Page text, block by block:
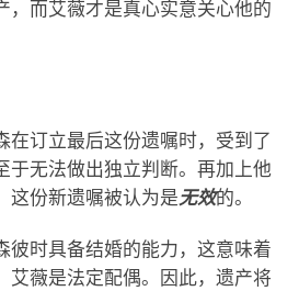
，而艾薇才是真心实意关心他的
在订立最后这份遗嘱时，受到了
于无法做出独立判断。再加上他
这份新遗嘱被认为是无效的。
彼时具备结婚的能力，这意味着
艾薇是法定配偶。因此，遗产将